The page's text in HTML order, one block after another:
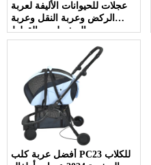
عجلات للحيوانات الأليفة لعربة
الركض وعربة النقل وعربة
السفر لجرو القطط
أفضل عربة كلب PC23 للكلاب